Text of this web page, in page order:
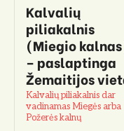
Kalvalių
piliakalnis
(Miegio
– paslaptinga
Žemaitijos
Kalvalių piliakalnis dar
vadinamas Miegės arba
Požerės kalnų